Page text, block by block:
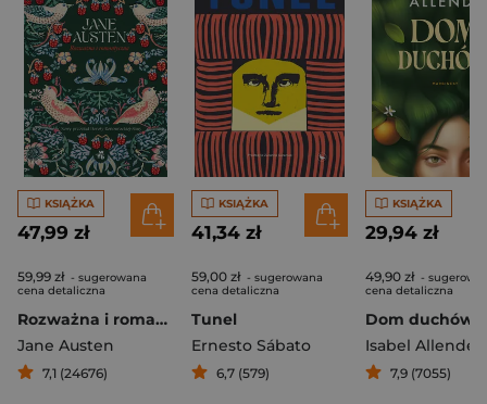
KSIĄŻKA
47,99 zł
59,99 zł - sugerowana
cena detaliczna
Rozważna i romantyczna
Jane Austen
7,1 (24676)
KSIĄŻKA
41,34 zł
59,00 zł - sugerowana
cena detaliczna
Tunel
Ernesto Sábato
6,7 (579)
KSIĄŻKA
29,94 zł
49,90 zł -
cena detaliczna
Dom duchów
Isabel Allende
7,9 (7055)